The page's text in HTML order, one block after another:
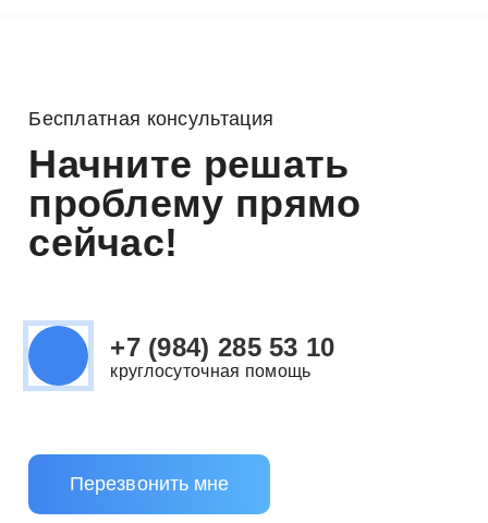
Бесплатная консультация
Начните решать
проблему прямо
сейчас!
+7 (984) 285 53 10
круглосуточная помощь
Перезвонить мне